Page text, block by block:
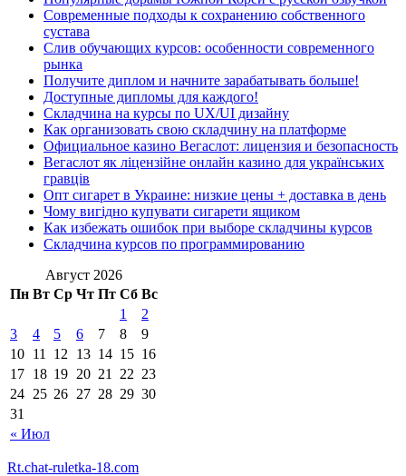
Современные подходы к сохранению собственного
сустава
Слив обучающих курсов: особенности современного
рынка
Получите диплом и начните зарабатывать больше!
Доступные дипломы для каждого!
Складчина на курсы по UX/UI дизайну
Как организовать свою складчину на платформе
Официальное казино Вегаслот: лицензия и безопасность
Вегаслот як ліцензійне онлайн казино для українських
гравців
Опт сигарет в Украине: низкие цены + доставка в день
Чому вигідно купувати сигарети ящиком
Как избежать ошибок при выборе складчины курсов
Складчина курсов по программированию
Август 2026
Пн Вт Ср Чт Пт Сб Вс
« Июл
1
2
3
4 5 6 7 8
9
10 11 12 13 14 15 16
17 18 19 20 21 22 23
24 25 26 27 28 29 30
31
Rt.chat-ruletka-18.com